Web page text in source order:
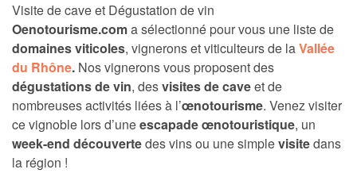
Visite de cave et Dégustation de vin
Oenotourisme.coma sélectionné pour vous une liste de
domaines viticoles, vignerons et viticulteurs de laVallée
du Rhône. Nos vignerons vous proposent des
dégustations de vin, desvisites de caveet de
nombreuses activités liées à l’œnotourisme. Venez visiter
ce vignoble lors d’uneescapade œnotouristique, un
week-end découvertedes vins ou une simplevisitedans
la région !